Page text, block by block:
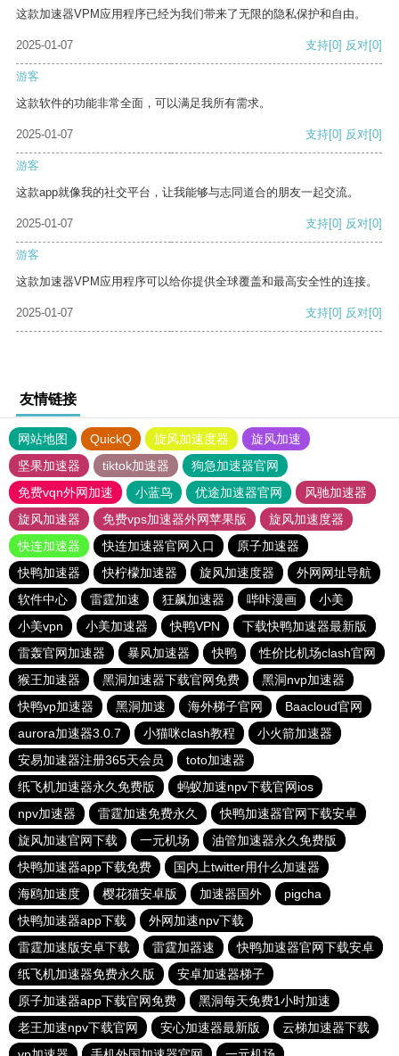
这款加速器VPM应用程序已经为我们带来了无限的隐私保护和自由。
2025-01-07 支持[0] 反对[0]
游客
这款软件的功能非常全面，可以满足我所有需求。
2025-01-07 支持[0] 反对[0]
游客
这款app就像我的社交平台，让我能够与志同道合的朋友一起交流。
2025-01-07 支持[0] 反对[0]
游客
这款加速器VPM应用程序可以给你提供全球覆盖和最高安全性的连接。
2025-01-07 支持[0] 反对[0]
友情链接
网站地图 QuickQ 旋风加速度器
旋风加速
坚果加速器
tiktok加速器
狗急加速器官网
免费vqn外网加速
小蓝鸟 优途加速器官网
风驰加速器
旋风加速器
免费vps加速器外网苹果版
旋风加速度器
快连加速器
快连加速器官网入口
原子加速器
快鸭加速器
快柠檬加速器 旋风加速度器
外网网址导航
软件中心
雷霆加速 狂飙加速器 哔咔漫画
小美
小美vpn
小美加速器 快鸭VPN
下载快鸭加速器最新版
雷轰官网加速器
暴风加速器 快鸭
性价比机场clash官网
猴王加速器
黑洞加速器下载官网免费
黑洞nvp加速器
快鸭vp加速器
黑洞加速 海外梯子官网
Baacloud官网
aurora加速器3.0.7
小猫咪clash教程
小火箭加速器
安易加速器注册365天会员
toto加速器
纸飞机加速器永久免费版
蚂蚁加速npv下载官网ios
npv加速器
雷霆加速免费永久
快鸭加速器官网下载安卓
旋风加速官网下载
一元机场
油管加速器永久免费版
快鸭加速器app下载免费
国内上twitter用什么加速器
海鸥加速度
樱花猫安卓版 加速器国外
pigcha
快鸭加速器app下载
外网加速npv下载
雷霆加速版安卓下载
雷霆加器速
快鸭加速器官网下载安卓
纸飞机加速器免费永久版
安卓加速器梯子
原子加速器app下载官网免费
黑洞每天免费1小时加速
老王加速npv下载官网
安心加速器最新版
云梯加速器下载